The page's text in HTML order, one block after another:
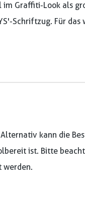
im Graffiti-Look als
Schriftzug. Für
kann die
ist. Bitte
werden.